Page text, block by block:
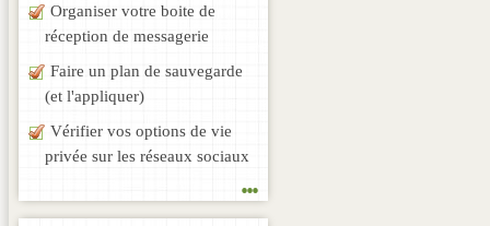
Organiser votre boite de
réception de messagerie
Faire un plan de sauvegarde
(et l'appliquer)
Vérifier vos options de vie
privée sur les réseaux sociaux
...